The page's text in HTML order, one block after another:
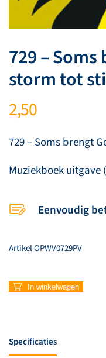
729 –
storm tot
2,50
729 – Soms brengt
Muziekboek uitgave
Eenvoudig
ArtikelOPWV0729PV
729
de
In winkelwagen
Specificaties